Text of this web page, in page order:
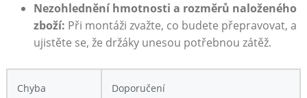
Nezohlednění ⁣hmotnosti a​ rozměrů naloženého
zboží: Při montáži zvažte, co budete přepravovat, ‍a
‌ujistěte se, že ⁢držáky ⁢unesou potřebnou ⁣zátěž.
Chyba Doporučení